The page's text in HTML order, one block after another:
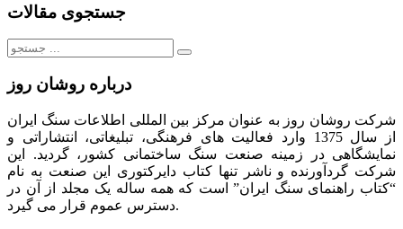
جستجوی مقالات
جستجو
درباره روشان روز
شرکت روشان روز به عنوان مرکز بین المللی اطلاعات سنگ ایران
از سال 1375 وارد فعالیت های فرهنگی، تبلیغاتی، انتشاراتی و
نمایشگاهی در زمینه صنعت سنگ ساختمانی کشور، گردید. این
شرکت گردآورنده و ناشر تنها کتاب دایرکتوری این صنعت به نام
“کتاب راهنمای سنگ ایران” است که همه ساله یک مجلد از آن در
دسترس عموم قرار می گیرد.